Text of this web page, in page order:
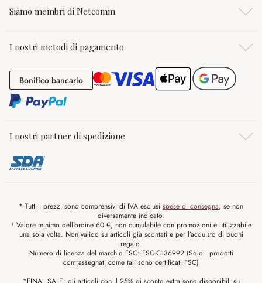
Siamo membri di Netcomm
I nostri metodi di pagamento
Bonifico bancarioBonifico bancario
I nostri partner di spedizione
* Tutti i prezzi sono comprensivi di IVA esclusi spese di consegna, se non
diversamente indicato.
¹ Valore minimo dell'ordine 60 €, non cumulabile con promozioni e utilizzabile
una sola volta. Non valido su articoli già scontati e per l’acquisto di buoni
regalo.
Numero di licenza del marchio FSC: FSC-C136992 (Solo i prodotti
contrassegnati come tali sono certificati FSC)